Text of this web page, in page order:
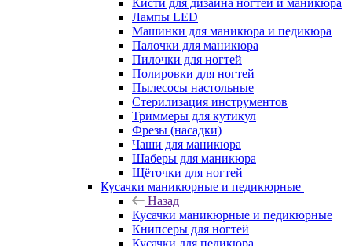
Кисти для дизайна ногтей и маникюра
Лампы LED
Машинки для маникюра и педикюра
Палочки для маникюра
Пилочки для ногтей
Полировки для ногтей
Пылесосы настольные
Стерилизация инструментов
Триммеры для кутикул
Фрезы (насадки)
Чаши для маникюра
Шаберы для маникюра
Щёточки для ногтей
Кусачки маникюрные и педикюрные
Назад
Кусачки маникюрные и педикюрные
Книпсеры для ногтей
Кусачки для педикюра